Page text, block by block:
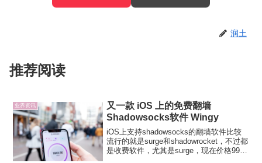
润土
推荐阅读
业界资讯
又一款 iOS 上的免费翻墙
Shadowsocks软件 Wingy
iOS上支持shadowsocks的翻墙软件比较
流行的就是surge和shadowrocket，不过都
是收费软件，尤其是surge，现在价格99